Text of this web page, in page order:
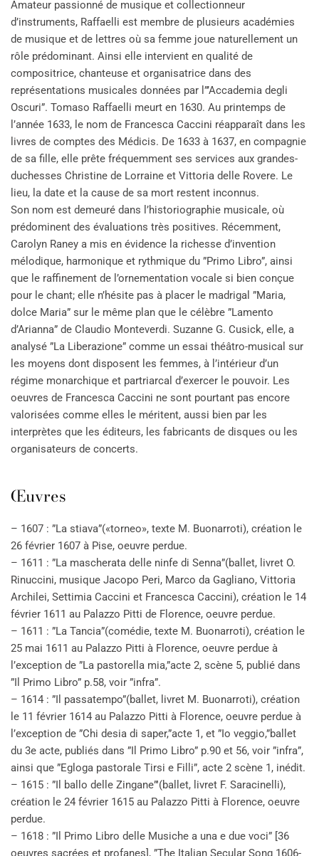
Amateur passionné de musique et collectionneur
d’instruments, Raffaelli est membre de plusieurs académies
de musique et de lettres où sa femme joue naturellement un
rôle prédominant. Ainsi elle intervient en qualité de
compositrice, chanteuse et organisatrice dans des
représentations musicales données par l”’Accademia degli
Oscuri”. Tomaso Raffaelli meurt en 1630. Au printemps de
l’année 1633, le nom de Francesca Caccini réapparaît dans les
livres de comptes des Médicis. De 1633 à 1637, en compagnie
de sa fille, elle prête fréquemment ses services aux grandes-
duchesses Christine de Lorraine et Vittoria delle Rovere. Le
lieu, la date et la cause de sa mort restent inconnus.
Son nom est demeuré dans l’historiographie musicale, où
prédominent des évaluations très positives. Récemment,
Carolyn Raney a mis en évidence la richesse d’invention
mélodique, harmonique et rythmique du ”Primo Libro”, ainsi
que le raffinement de l’ornementation vocale si bien conçue
pour le chant; elle n’hésite pas à placer le madrigal ”Maria,
dolce Maria” sur le même plan que le célèbre ”Lamento
d’Arianna” de Claudio Monteverdi. Suzanne G. Cusick, elle, a
analysé ”La Liberazione” comme un essai théâtro-musical sur
les moyens dont disposent les femmes, à l’intérieur d’un
régime monarchique et partriarcal d’exercer le pouvoir. Les
oeuvres de Francesca Caccini ne sont pourtant pas encore
valorisées comme elles le méritent, aussi bien par les
interprètes que les éditeurs, les fabricants de disques ou les
organisateurs de concerts.
Œuvres
– 1607 : ”La stiava”(«torneo», texte M. Buonarroti), création le
26 février 1607 à Pise, oeuvre perdue.
– 1611 : ”La mascherata delle ninfe di Senna”(ballet, livret O.
Rinuccini, musique Jacopo Peri, Marco da Gagliano, Vittoria
Archilei, Settimia Caccini et Francesca Caccini), création le 14
février 1611 au Palazzo Pitti de Florence, oeuvre perdue.
– 1611 : ”La Tancia”(comédie, texte M. Buonarroti), création le
25 mai 1611 au Palazzo Pitti à Florence, oeuvre perdue à
l’exception de ”La pastorella mia,”acte 2, scène 5, publié dans
”Il Primo Libro” p.58, voir ”infra”.
– 1614 : ”Il passatempo”(ballet, livret M. Buonarroti), création
le 11 février 1614 au Palazzo Pitti à Florence, oeuvre perdue à
l’exception de ”Chi desia di saper,”acte 1, et ”Io veggio,”ballet
du 3e acte, publiés dans ”Il Primo Libro” p.90 et 56, voir ”infra”,
ainsi que ”Egloga pastorale Tirsi e Filli”, acte 2 scène 1, inédit.
– 1615 : ”Il ballo delle Zingane”'(ballet, livret F. Saracinelli),
création le 24 février 1615 au Palazzo Pitti à Florence, oeuvre
perdue.
– 1618 : ”Il Primo Libro delle Musiche a una e due voci” [36
oeuvres sacrées et profanes], ”The Italian Secular Song 1606-